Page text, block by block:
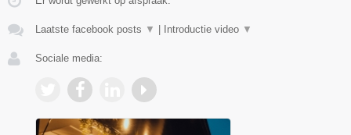
Laatste facebook posts ▼ Introductie video ▼
Sociale media: